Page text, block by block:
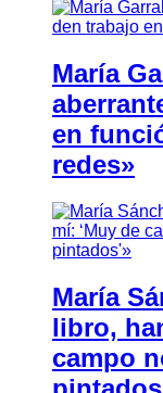
María
en
redes»
María
libro,
campo